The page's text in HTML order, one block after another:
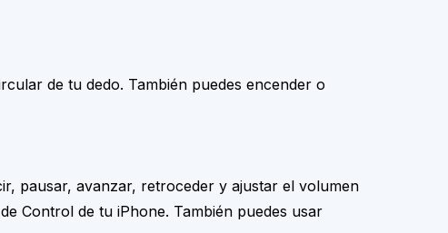
de tu dedo. También puedes encender o
pausar, avanzar, retroceder y ajustar el volumen
Control de tu iPhone. También puedes usar